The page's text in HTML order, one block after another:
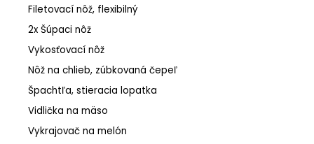
Filetovací nôž, flexibilný
2x Šúpaci nôž
Vykosťovací nôž
Nôž na chlieb, zúbkovaná čepeľ
Špachtľa, stieracia lopatka
Vidlička na mäso
Vykrajovač na melón